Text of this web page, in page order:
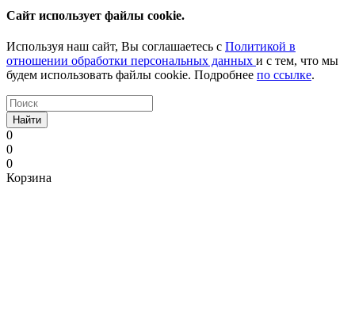
Сайт использует файлы cookie.
Используя наш сайт, Вы соглашаетесь с Политикой в
отношении обработки персональных данных и с тем, что мы
будем использовать файлы cookie. Подробнее по ссылке.
Найти
0
0
0
Корзина